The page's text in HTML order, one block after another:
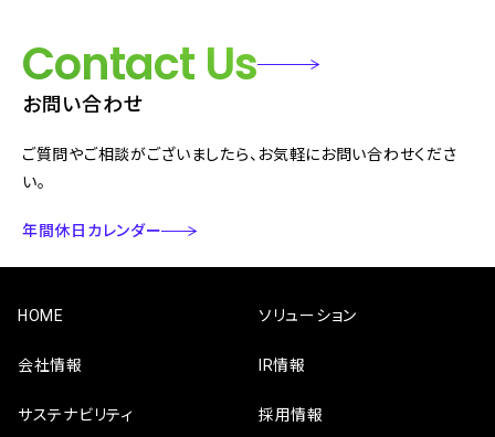
年間休日カレンダー
Contact Us
お問い合わせ
ご質問やご相談がございましたら、お気軽にお問い合わせくださ
い。
HOME ソリューション
会社情報 IR情報
サステナビリティ 採用情報